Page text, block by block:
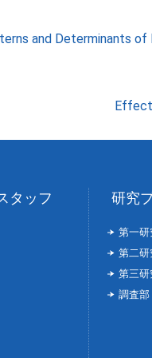
and Determinants of
タッフ 研究
第一研
第二研
第三研
調査部